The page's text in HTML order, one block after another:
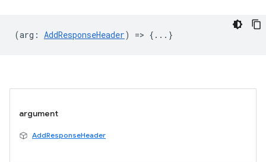
(arg : AddResponseHeader) => {...}
argument
AddResponseHeader